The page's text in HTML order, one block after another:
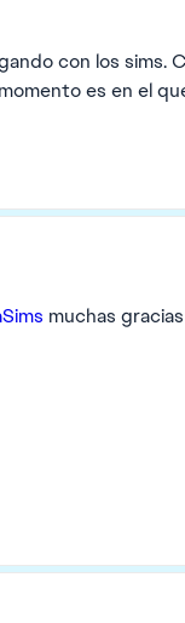
con los sims.
es en el
muchas